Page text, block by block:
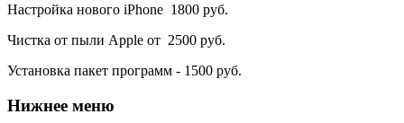
Настройка нового iPhone 1800 руб.
Чистка от пыли Apple от 2500 руб.
Установка пакет программ - 1500 руб.
Нижнее меню